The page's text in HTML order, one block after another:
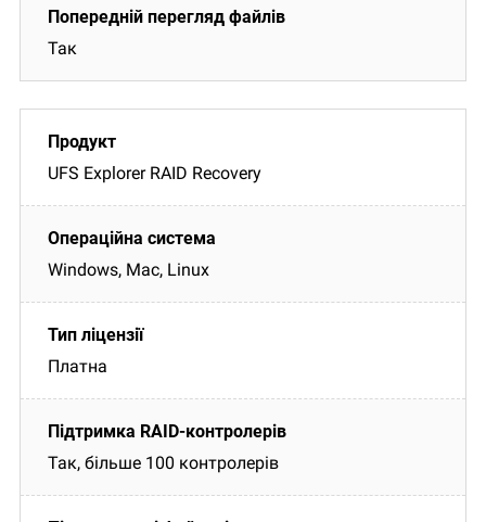
Так
UFS Explorer RAID Recovery
Windows, Mac, Linux
Платна
Так, більше 100 контролерів